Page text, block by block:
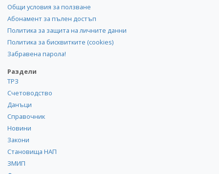
Общи условия за ползване
Абонамент за пълен достъп
Политика за защита на личните данни
Политика за бисквитките (cookies)
Забравена парола!
Раздели
ТРЗ
Счетоводство
Данъци
Справочник
Новини
Закони
Становища НАП
ЗМИП